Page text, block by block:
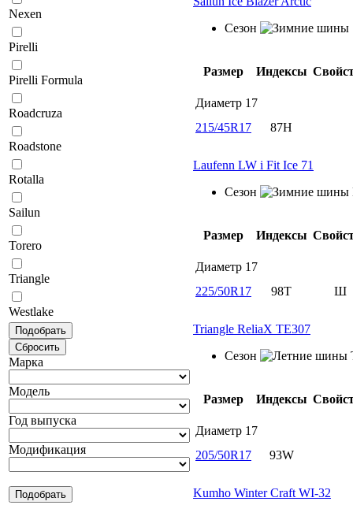
Nexen
Pirelli
Pirelli Formula
Roadcruza
Roadstone
Rotalla
Sailun
Torero
Triangle
Westlake
Марка
Модель
Год выпуска
Модификация
Сезон
Размер Индексы
Диаметр 17
215/45R17
87H
Laufenn LW i Fit Ice 71
Сезон
Размер Индексы
Диаметр 17
225/50R17
98T Ш
Triangle ReliaX TE307
Сезон
Размер Индексы
Диаметр 17
205/50R17
93W
Kumho Winter Craft WI-32